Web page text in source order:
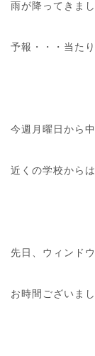
雨が降ってきまし
予報・・・当たり
今週月曜日から
近くの学校から
先日、ウィンド
お時間ございま